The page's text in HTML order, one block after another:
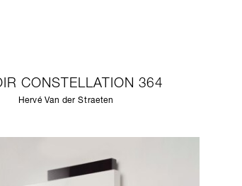
CONSTELLATION 364
Hervé Van der Straeten